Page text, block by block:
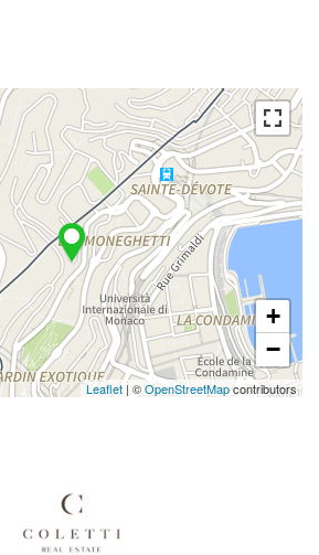
+
−
Leaflet | ©OpenStreetMapcontributors